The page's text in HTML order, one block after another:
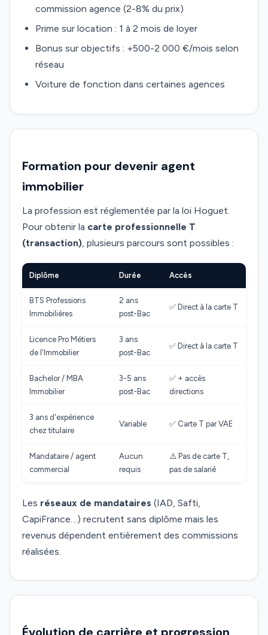
commission agence (2-8% du prix)
Prime sur location : 1 à 2 mois de loyer
Bonus sur objectifs : +500-2 000 €/mois selon
réseau
Voiture de fonction dans certaines agences
Formation pour devenir agent
immobilier
La profession est réglementée par la loi Hoguet.
Pour obtenir la carte professionnelle T
(transaction), plusieurs parcours sont possibles :
Diplôme Durée Accès
BTS Professions
Immobilières
2 ans
post-Bac
✅ Direct à la carte T
Licence Pro Métiers
de l'Immobilier
3 ans
post-Bac
✅ Direct à la carte T
Bachelor / MBA
Immobilier
3-5 ans
post-Bac
✅ + accès
directions
3 ans d'expérience
chez titulaire
Variable ✅ Carte T par VAE
Mandataire / agent
commercial
Aucun
requis
⚠️ Pas de carte T,
pas de salarié
Les réseaux de mandataires (IAD, Safti,
CapiFrance…) recrutent sans diplôme mais les
revenus dépendent entièrement des commissions
réalisées.